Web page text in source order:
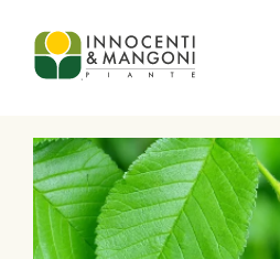
Skip to main content